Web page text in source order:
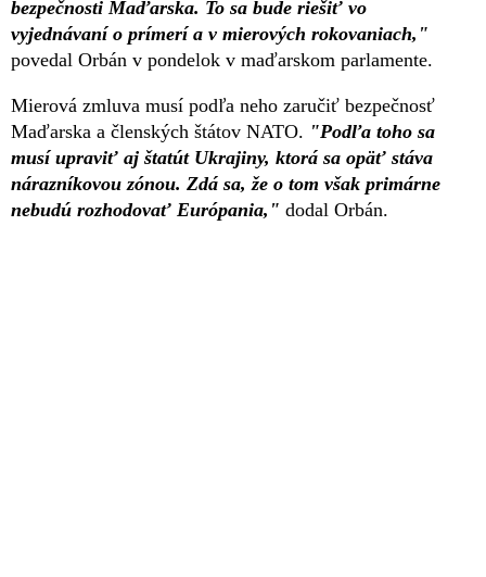
bezpečnosti Maďarska. To sa bude riešiť vo
vyjednávaní o prímerí a v mierových rokovaniach,"
povedal Orbán v pondelok v maďarskom parlamente.
Mierová zmluva musí podľa neho zaručiť bezpečnosť
Maďarska a členských štátov NATO. "Podľa toho sa
musí upraviť aj štatút Ukrajiny, ktorá sa opäť stáva
nárazníkovou zónou. Zdá sa, že o tom však primárne
nebudú rozhodovať Európania," dodal Orbán.